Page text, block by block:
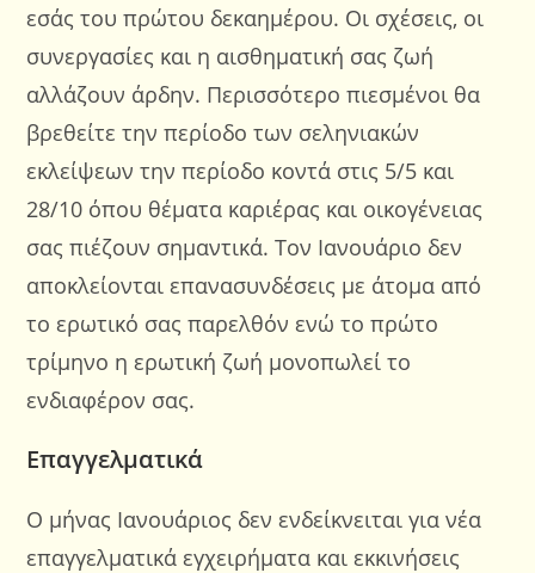
εσάς του πρώτου δεκαημέρου. Οι σχέσεις, οι
συνεργασίες και η αισθηματική σας ζωή
αλλάζουν άρδην. Περισσότερο πιεσμένοι θα
βρεθείτε την περίοδο των σεληνιακών
εκλείψεων την περίοδο κοντά στις 5/5 και
28/10 όπου θέματα καριέρας και οικογένειας
σας πιέζουν σημαντικά. Τον Ιανουάριο δεν
αποκλείονται επανασυνδέσεις με άτομα από
το ερωτικό σας παρελθόν ενώ το πρώτο
τρίμηνο η ερωτική ζωή μονοπωλεί το
ενδιαφέρον σας.
Επαγγελματικά
Ο μήνας Ιανουάριος δεν ενδείκνειται για νέα
επαγγελματικά εγχειρήματα και εκκινήσεις